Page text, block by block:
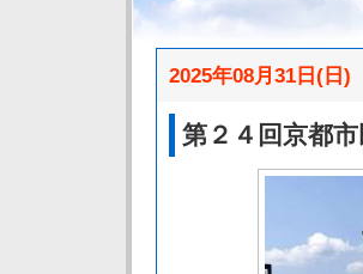
2025年08月31日(日)
第２４回京都